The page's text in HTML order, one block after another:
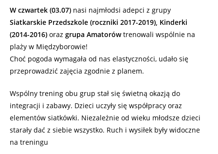
W czwartek (03.07) nasi najmłodsi adepci z grupy
Siatkarskie Przedszkole (roczniki 2017-2019), Kinderki
(2014-2016) oraz grupa Amatorówtrenowali wspólnie na
plaży w Międzyborowie!
Choć pogoda wymagała od nas elastyczności, udało się
przeprowadzić zajęcia zgodnie z planem.
Wspólny trening obu grup stał się świetną okazją do
integracji i zabawy. Dzieci uczyły się współpracy oraz
elementów siatkówki. Niezależnie od wieku młodsze dzieci
starały dać z siebie wszystko. Ruch i wysiłek były widoczne
na treningu